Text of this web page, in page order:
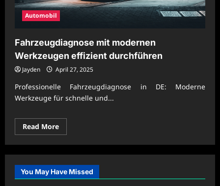
Automobil
Fahrzeugdiagnose mit modernen
Werkzeugen effizient durchführen
Jayden April 27, 2025
Professionelle Fahrzeugdiagnose in DE: Moderne
Werkzeuge für schnelle und...
Read MoreRead
more
Fahrzeugdiagnose
mit
Werkzeugen
effizient
durchführen
You May Have Missed